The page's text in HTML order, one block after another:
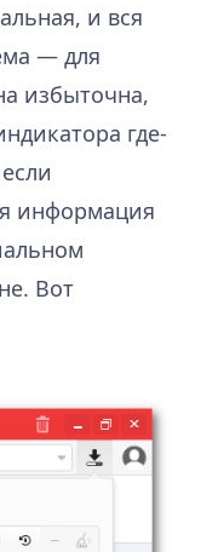
и вся
— для
избыточна,
где-
информация
Вот